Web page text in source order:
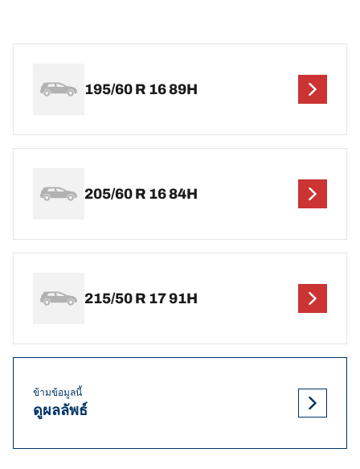
195/60 R 16 89H
205/60 R 16 84H
215/50 R 17 91H
ข้ามข้อมูลนี้
ดูผลลัพธ์